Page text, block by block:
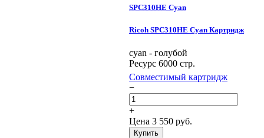
SPC310HE Cyan
Ricoh SPC310HE Cyan Картридж
cyan - голубой
Ресурс 6000 стр.
Совместимый картридж
−
+
Цена 3 550 руб.
Купить